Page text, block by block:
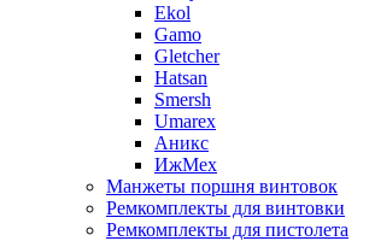
Ekol
Gamo
Gletcher
Hatsan
Smersh
Umarex
Аникс
ИжМех
Манжеты поршня винтовок
Ремкомплекты для винтовки
Ремкомплекты для пистолета